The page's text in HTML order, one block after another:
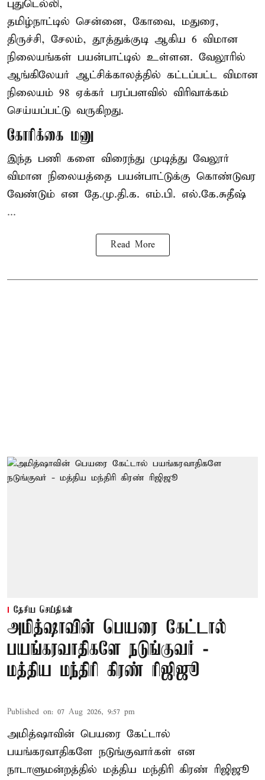
புதுடெல்லி,
தமிழ்நாட்டில் சென்னை, கோவை, மதுரை,
திருச்சி, சேலம், தூத்துக்குடி ஆகிய 6 விமான
நிலையங்கள் பயன்பாட்டில் உள்ளன. வேலூரில்
ஆங்கிலேயர் ஆட்சிக்காலத்தில் கட்டப்பட்ட விமான
நிலையம் 98 ஏக்கர் பரப்பளவில் விரிவாக்கம்
செய்யப்பட்டு வருகிறது.
கோரிக்கை மனு
இந்த பணி களை விரைந்து முடித்து வேலூர்
விமான நிலையத்தை பயன்பாட்டுக்கு கொண்டுவர
வேண்டும் என தே.மு.தி.க. எம்.பி. எல்.கே.சுதீஷ்
...
Read More
தேசிய செய்திகள்
அமித்ஷாவின் பெயரை கேட்டால்
பயங்கரவாதிகளே நடுங்குவர் -
மத்திய மந்திரி கிரண் ரிஜிஜூ
Published on: 07 Aug 2026, 9:57 pm
அமித்ஷாவின் பெயரை கேட்டால்
பயங்கரவாதிகளே நடுங்குவார்கள் என
நாடாளுமன்றத்தில் மத்திய மந்திரி கிரண் ரிஜிஜூ